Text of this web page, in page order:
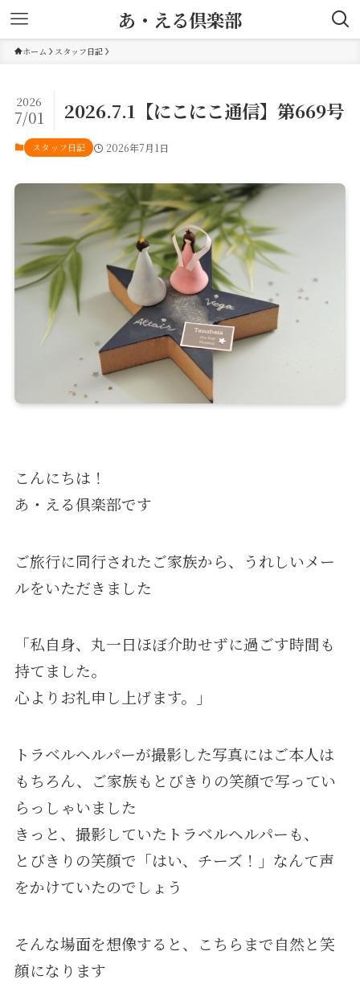
あ・える倶楽部
ホーム スタッフ日記
2026.7.1【にこにこ通信】第669号
2026
7/01
スタッフ日記 2026年7月1日
こんにちは！
あ・える倶楽部です
ご旅行に同行されたご家族から、うれしいメー
ルをいただきました
「私自身、丸一日ほぼ介助せずに過ごす時間も
持てました。
心よりお礼申し上げます。」
トラベルヘルパーが撮影した写真にはご本人は
もちろん、ご家族もとびきりの笑顔で写ってい
らっしゃいました
きっと、撮影していたトラベルヘルパーも、
とびきりの笑顔で「はい、チーズ！」なんて声
をかけていたのでしょう
そんな場面を想像すると、こちらまで自然と笑
顔になります